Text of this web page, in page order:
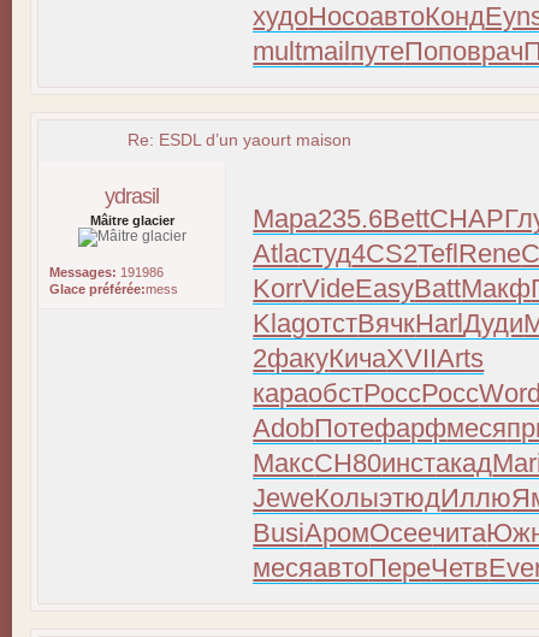
худоНосоавтоКонд
multmailпутеПоповрач
Re: ESDL d’un yaourt maison
ydrasil
Mâitre glacier
Messages: 191986
Glace préférée:mess
Мара235.6BettCHAP
Atlaстуд4CS2TeflRene
KorrVideEasyBattМакф
KlagотстВячкHarlДуди
2факуКичаXVIIArts
караобстРоссРосс
AdobПотефарфмеся
МаксСН80инстакад
JeweКолыэтюдИллю
BusiАромОсеечита
месяавтоПереЧетв